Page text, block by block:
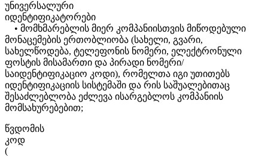
უნივერსალური
იდენტიფიკატორები
• მომხმარებლის მიერ კომპანიისთვის მიწოდებული
მონაცემების ერთობლიობა (სახელი, გვარი,
სახელწოდება, ტელეფონის ნომერი, ელექტრონული
ფოსტის მისამართი და პირადი ნომერი/
საიდენტიფიკაციო კოდი), რომელთა იგი უთითებს
იდენტიფიკაციის სისტემაში და რის საშუალებითაც
შესაძლებლობა ეძლევა ისარგებლოს კომპანიის
მომსახურებებით;
წვდომის
კოდ
(